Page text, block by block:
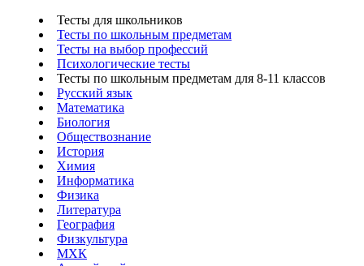
Тесты для школьников
Тесты по школьным предметам
Тесты на выбор профессий
Психологические тесты
Тесты по школьным предметам для 8-11 классов
Русский язык
Математика
Биология
Обществознание
История
Химия
Информатика
Физика
Литература
География
Физкультура
МХК